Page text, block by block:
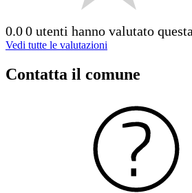
0.00 utenti hanno valutato
Vedi tutte le valutazioni
Contatta il comune